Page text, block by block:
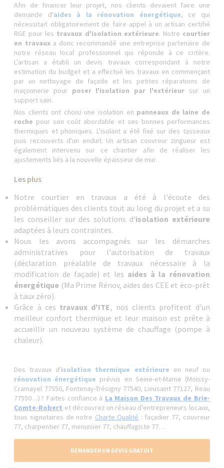
Afin de financer leur projet, nos clients devaient faire une
demande d'aides à la rénovation énergétique, ce qui
nécessitait obligatoirement de faire appel à un artisan certifié
RGE pour les travaux d'isolation extérieure. Notre courtier
en travauxa donc recommandé une entreprise partenaire de
notre réseau local professionnel qui réponde à ce critère.
L'artisan a établi un devis travaux correspondant à notre
estimation du budget et a effectué les travaux en commençant
par un nettoyage de façade et les petites réparations de
maçonnerie pour poser l'isolation par l'extérieur sur un
support sain.
Nos clients ont choisi une isolation en panneaux de laine de
roche pour son coût abordable et ses bonnes performances
thermiques et phoniques. L'isolant a été fixé sur des tasseaux
puis recouverts d'un enduit. Un artisan couvreur zingueur est
également intervenu sur ce chantier afin de réaliser les
ajustements liés à la nouvelle épaisseur de mur.
Les plus
Notre courtier en travaux a été à l'écoute des
problématiques des clients tout au long du projet et a su
les conseiller sur des solutions d'isolation extérieure
adaptées à leurs contraintes.
Nous les avons accompagnés sur les démarches
administratives pour l'autorisation de travaux
(déclaration préalable de travaux nécessaire à la
modification de façade) et les aides à la rénovation
énergétique (Ma Prime Rénov, aides des CEE et éco-prêt
à taux zéro).
Grâce à ces travaux d'ITE, nos clients profitent d'un
meilleur confort thermique et leur maison est prête à
accueillir un nouveau système de chauffage (pompe à
chaleur).
Des travaux d'isolation thermique extérieure en neuf ou
rénovation énergétique prévus en Seine-et-Marne (Moissy-
Cramayel 77550, Fontenay-Trésigny 77540, Lieusaint 77127, Reau
77550…) ? Faites confiance à La Maison Des Travaux de Brie-
Comte-Robert et découvrez un réseau d’entrepreneurs locaux,
tous signataires de notre Charte Qualité : façadier 77, couvreur
77, charpentier 77, menuisier 77, chauffagiste 77…
DEMANDER UN DEVIS GRATUIT